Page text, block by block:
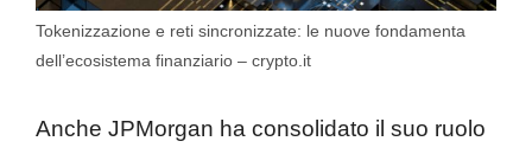
Tokenizzazione e reti sincronizzate: le nuove fondamenta
dell’ecosistema finanziario – crypto.it
Anche JPMorgan ha consolidato il suo ruolo